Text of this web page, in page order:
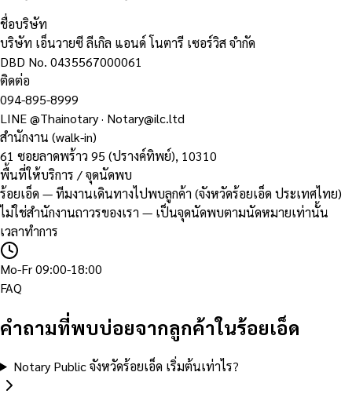
ชื่อบริษัท
บริษัท เอ็นวายซี ลีเกิล แอนด์ โนตารี เซอร์วิส จำกัด
DBD No. 0435567000061
ติดต่อ
094-895-8999
LINE@Thainotary· Notary@ilc.ltd
สำนักงาน (walk-in)
61 ซอยลาดพร้าว 95 (ปรางค์ทิพย์), 10310
พื้นที่ให้บริการ / จุดนัดพบ
ร้อยเอ็ด — ทีมงานเดินทางไปพบลูกค้า (จังหวัดร้อยเอ็ด ประเทศไทย)
ไม่ใช่สำนักงานถาวรของเรา — เป็นจุดนัดพบตามนัดหมายเท่านั้น
เวลาทำการ
Mo-Fr 09:00-18:00
FAQ
คำถามที่พบบ่อยจากลูกค้าในร้อยเอ็ด
Notary Public จังหวัดร้อยเอ็ด เริ่มต้นเท่าไร?